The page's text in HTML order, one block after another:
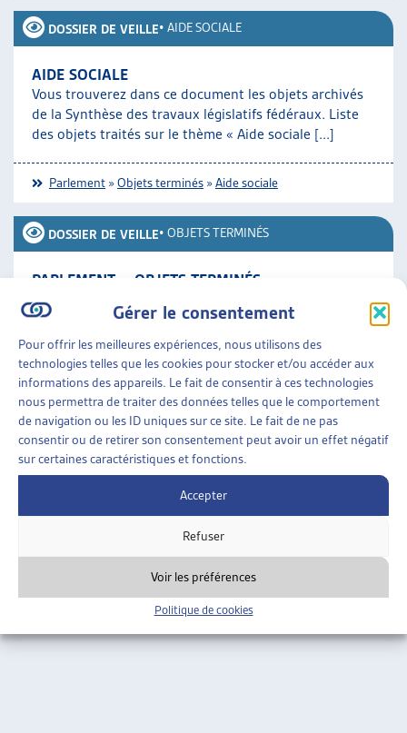
Gérer le consentement
Pour offrir les meilleures expériences, nous utilisons des
technologies telles que les cookies pour stocker et/ou accéder aux
informations des appareils. Le fait de consentir à ces technologies
nous permettra de traiter des données telles que le comportement
de navigation ou les ID uniques sur ce site. Le fait de ne pas
consentir ou de retirer son consentement peut avoir un effet négatif
sur certaines caractéristiques et fonctions.
Accepter
Refuser
Voir les préférences
Politique de cookies
DOSSIER DE VEILLE• AIDE SOCIALE
AIDE SOCIALE
Vous trouverez dans ce document les objets archivés
de la Synthèse des travaux législatifs fédéraux. Liste
des objets traités sur le thème « Aide sociale [...]
Parlement »Objets terminés »Aide sociale
DOSSIER DE VEILLE• OBJETS TERMINÉS
PARLEMENT – OBJETS TERMINÉS
Synthèse des travaux législatifs fédéraux La veille
législative de l’Artias en un condensé des objets en
cours qui comporte le résumé des objets traités
durant [...]
Parlement »Objets terminés